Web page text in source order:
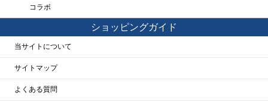
コラボ
ショッピングガイド
当サイトについて
サイトマップ
よくある質問